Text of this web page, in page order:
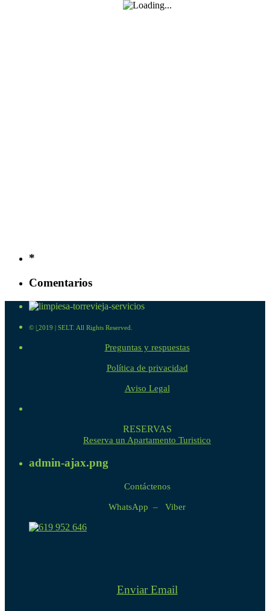
*
Comentarios
© 2019 | SELT. All Rights Reserved.
Preguntas y respuestas
Política de privacidad
Aviso Legal
RESERVAS
Reserva un Apartamento Turistico
admin-ajax.png
Contáctenos
WhatsApp – Viber
Enviar Email